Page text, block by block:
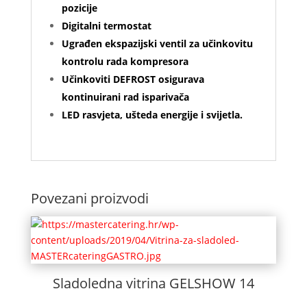
pozicije
Digitalni termostat
Ugrađen ekspazijski ventil za učinkovitu
kontrolu rada kompresora
Učinkoviti DEFROST osigurava
kontinuirani rad isparivača
LED rasvjeta, ušteda energije i svijetla.
Povezani proizvodi
Sladoledna vitrina GELSHOW 14